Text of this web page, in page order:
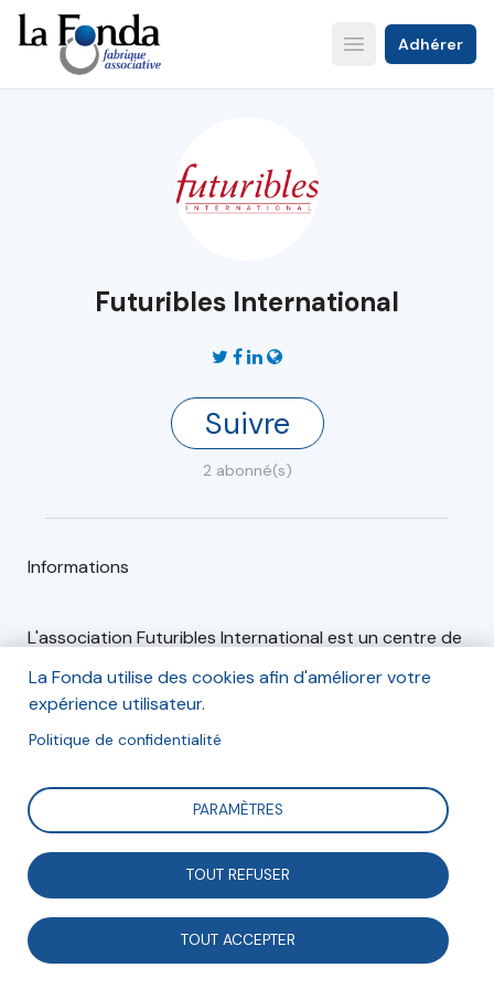
Aller
au
contenu
principal
Open main menu
Adhérer
Futuribles International
Suivre
2 abonné(s)
Informations
L'association Futuribles International est un centre de
sont de :
comprendre les transformations en cours,
débattre des enjeux d'avenir
éclairer les politiques et les stratégies.
L'association Futuribles International travaille en
et diffuse la principale revue de prospective en langue
française,Futuribles.
La Fonda utilise des cookies afin d'améliorer votre
expérience utilisateur.
Politique de confidentialité
PARAMÈTRES
TOUT REFUSER
TOUT ACCEPTER